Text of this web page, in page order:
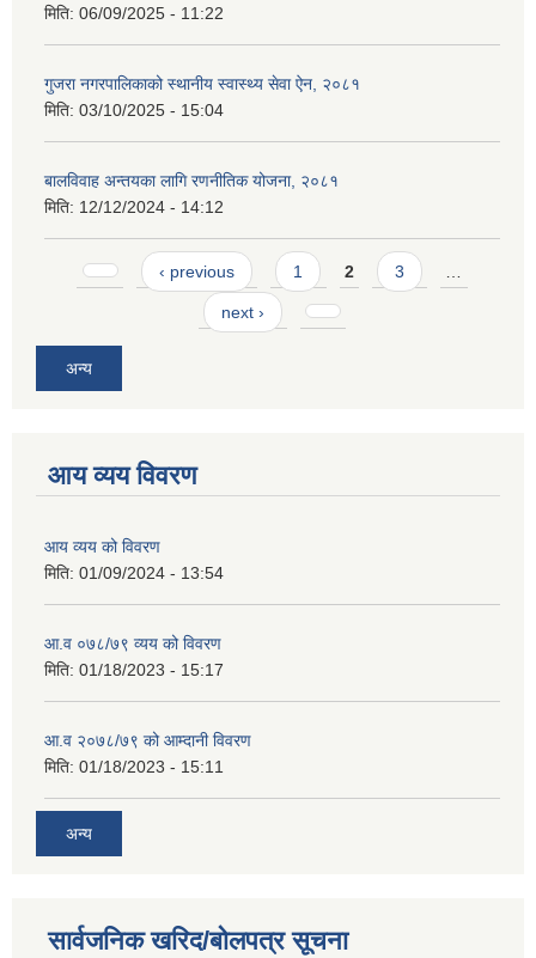
मिति: 06/09/2025 - 11:22
गुजरा नगरपालिकाको स्थानीय स्वास्थ्य सेवा ऐन, २०८१
मिति: 03/10/2025 - 15:04
बालविवाह अन्तयका लागि रणनीतिक योजना, २०८१
मिति: 12/12/2024 - 14:12
Pages ‹ previous 1 2 3 …
next ›
अन्य
आय व्यय विवरण
आय व्यय को विवरण
मिति: 01/09/2024 - 13:54
आ.व ०७८/७९ व्यय को विवरण
मिति: 01/18/2023 - 15:17
आ.व २०७८/७९ को आम्दानी विवरण
मिति: 01/18/2023 - 15:11
अन्य
सार्वजनिक खरिद/बोलपत्र सूचना